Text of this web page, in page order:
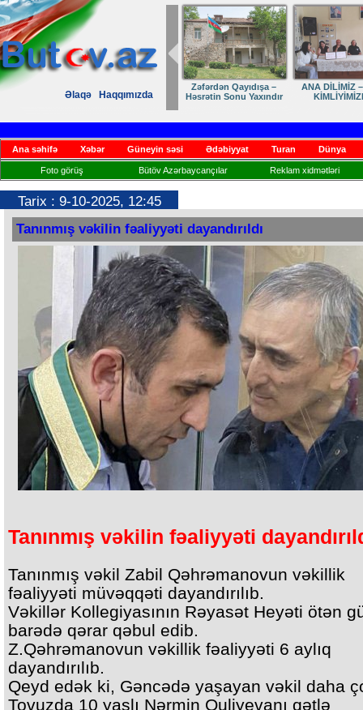
Əlaqə Haqqımızda
Dostumuza sürpriz
yubiley təbriki
Elmanın öz
Ana səhifə Xəbər Güneyin səsi Ədəbiyyat Turan Dünya
Foto görüş Bütöv Azərbaycançılar Reklam xidmətləri
Tarix : 9-10-2025, 12:45
Tanınmış vəkilin fəaliyyəti dayandırıldı
Tanınmış vəkilin fəaliyyəti
Tanınmış vəkil Zabil Qəhrəmanovun vəkillik
fəaliyyəti müvəqqəti dayandırılıb.
Vəkillər Kollegiyasının Rəyasət Heyəti ötən
barədə qərar qəbul edib.
Z.Qəhrəmanovun vəkillik fəaliyyəti 6 aylıq
dayandırılıb.
Qeyd edək ki, Gəncədə yaşayan vəkil daha
Tovuzda 10 yaşlı Nərmin Quliyevanı qətlə